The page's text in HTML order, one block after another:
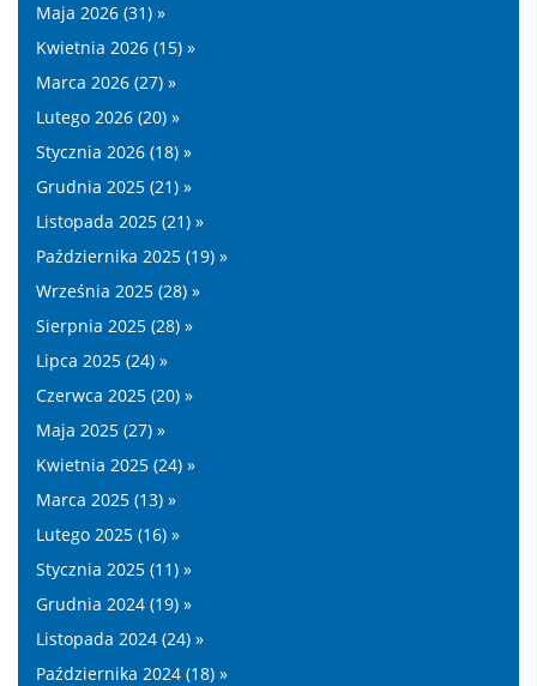
Maja 2026 (31) »
Kwietnia 2026 (15) »
Marca 2026 (27) »
Lutego 2026 (20) »
Stycznia 2026 (18) »
Grudnia 2025 (21) »
Listopada 2025 (21) »
Października 2025 (19) »
Września 2025 (28) »
Sierpnia 2025 (28) »
Lipca 2025 (24) »
Czerwca 2025 (20) »
Maja 2025 (27) »
Kwietnia 2025 (24) »
Marca 2025 (13) »
Lutego 2025 (16) »
Stycznia 2025 (11) »
Grudnia 2024 (19) »
Listopada 2024 (24) »
Października 2024 (18) »